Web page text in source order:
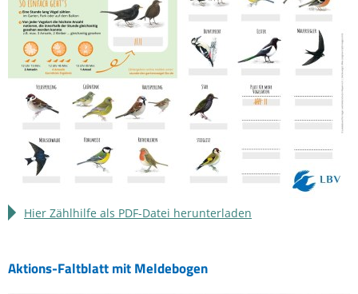
Hier Zählhilfe als PDF-Datei herunterladen
Aktions-Faltblatt mit Meldebogen